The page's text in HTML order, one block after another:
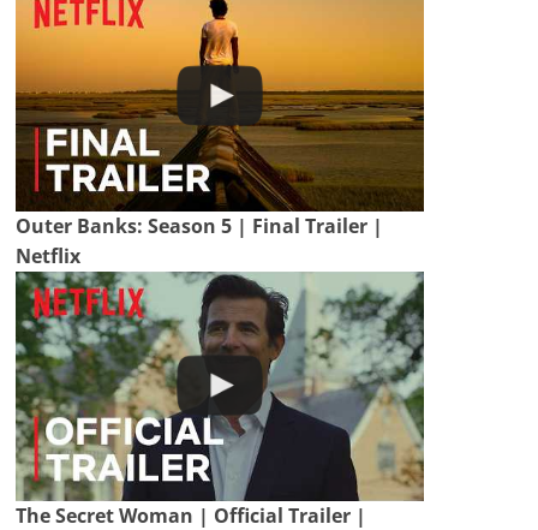
Outer Banks: Season 5 | Final Trailer |
Netflix
The Secret Woman | Official Trailer |